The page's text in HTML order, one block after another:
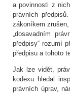
a povinnosti z
právních
zákoníkem
„dosavadním
předpisy“ rozumí
předpisu a tohoto
Jak lze vidět,
kodexu hledal
právních úprav,